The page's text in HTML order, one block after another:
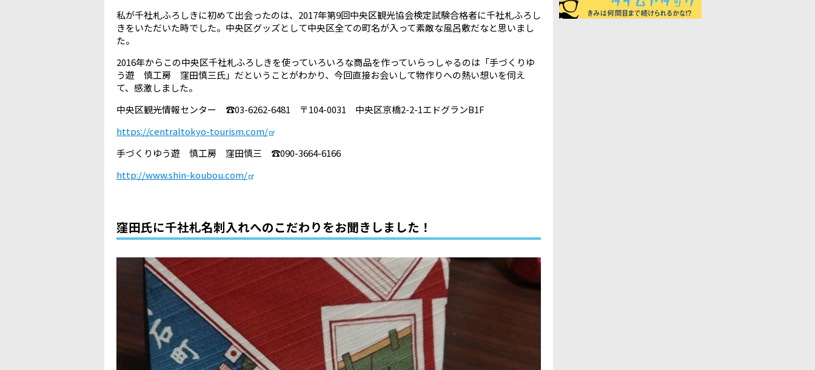
私が千社札ふろしきに初めて出会ったのは、2017年第9回中央区観光協会検定試験合格者に千社札ふろし
きをいただいた時でした。中央区グッズとして中央区全ての町名が入って素敵な風呂敷だなと思いまし
た。
2016年からこの中央区千社札ふろしきを使っていろいろな商品を作っていらっしゃるのは「手づくりゆ
う遊 慎工房 窪田慎三氏」だということがわかり、今回直接お会いして物作りへの熱い想いを伺え
て、感激しました。
中央区観光情報センター ☎03-6262-6481 〒104-0031 中央区京橋2-2-1エドグランB1F
https://centraltokyo-tourism.com/
手づくりゆう遊 慎工房 窪田慎三 ☎090-3664-6166
http://www.shin-koubou.com/
窪田氏に千社札名刺入れへのこだわりをお聞きしました！